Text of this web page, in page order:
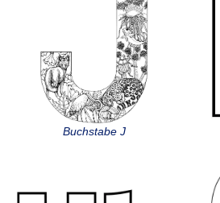
Buchstabe J